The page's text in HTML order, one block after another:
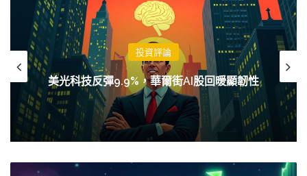
投資評論
強勁就業數據推高利率預期，比特幣跌破
62,000美元